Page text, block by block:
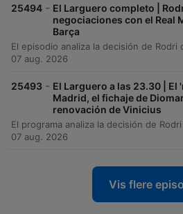
25494 - El Larguero completo |
negociaciones con el Real
Barça
07 aug. 2026
25493 - El Larguero a las 23.30 | El
Madrid, el fichaje de
renovación de Vinicius
07 aug. 2026
Vis flere